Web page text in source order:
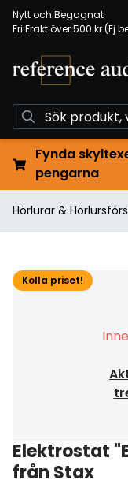
Nytt och Begagnat
Fri Frakt över 500 kr (Ej
Fynda
pengarna
Hörlurar &
Kolla priset!
Elektrostat
från Stax